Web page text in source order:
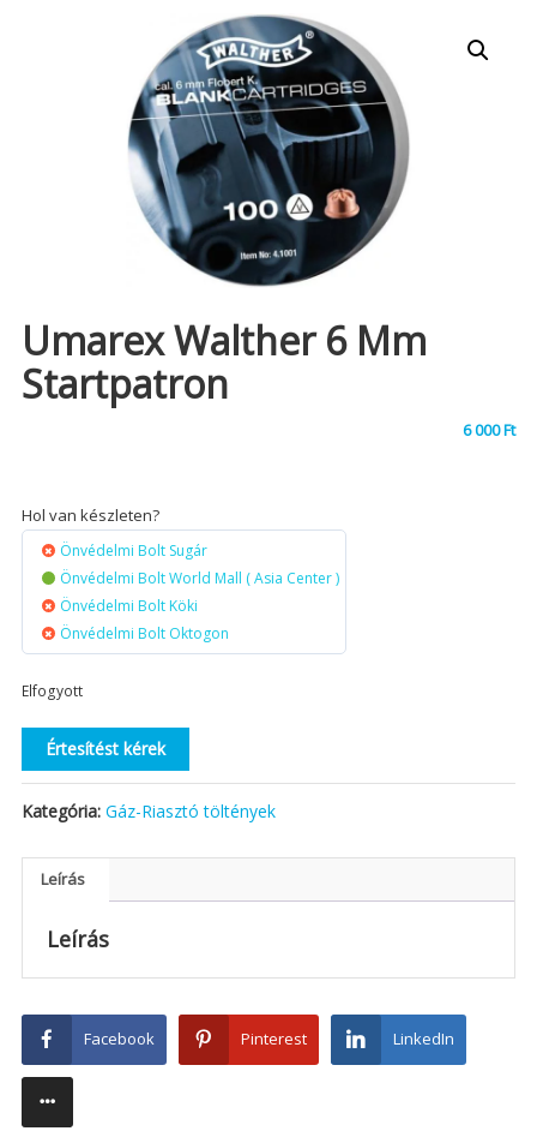
Umarex Walther 6 Mm
Startpatron
6 000Ft
Hol van készleten?
Önvédelmi Bolt Sugár
Önvédelmi Bolt World Mall ( Asia Center )
Önvédelmi Bolt Köki
Önvédelmi Bolt Oktogon
Elfogyott
Értesítést kérek
Kategória: Gáz-Riasztó töltények
Leírás
Leírás
Facebook Pinterest LinkedIn